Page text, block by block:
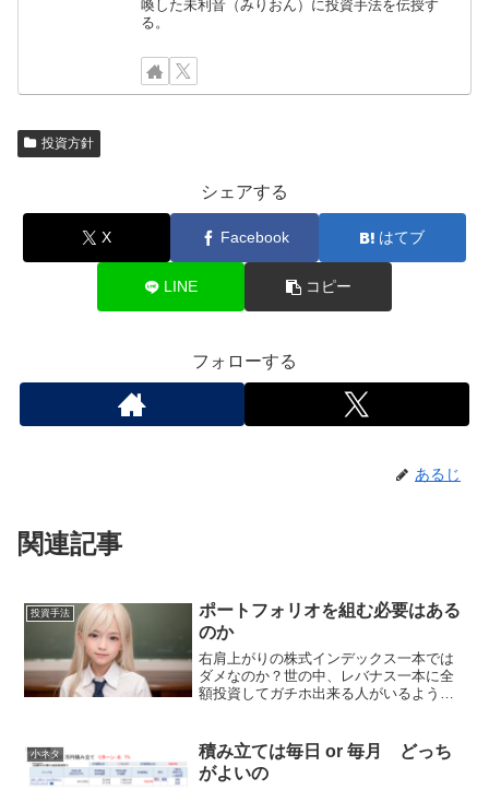
喚した未利音（みりおん）に投資手法を伝授す
る。
投資方針
シェアする
X Facebook はてブ
LINE コピー
フォローする
あるじ
関連記事
投資手法
ポートフォリオを組む必要はある
のか
右肩上がりの株式インデックス一本では
ダメなのか？世の中、レバナス一本に全
額投資してガチホ出来る人がいるよう
売りをしないように前向きな情報を発信
する人、なぜか暴落...
小ネタ
積み立ては毎日 or 毎月 どっち
がよいの